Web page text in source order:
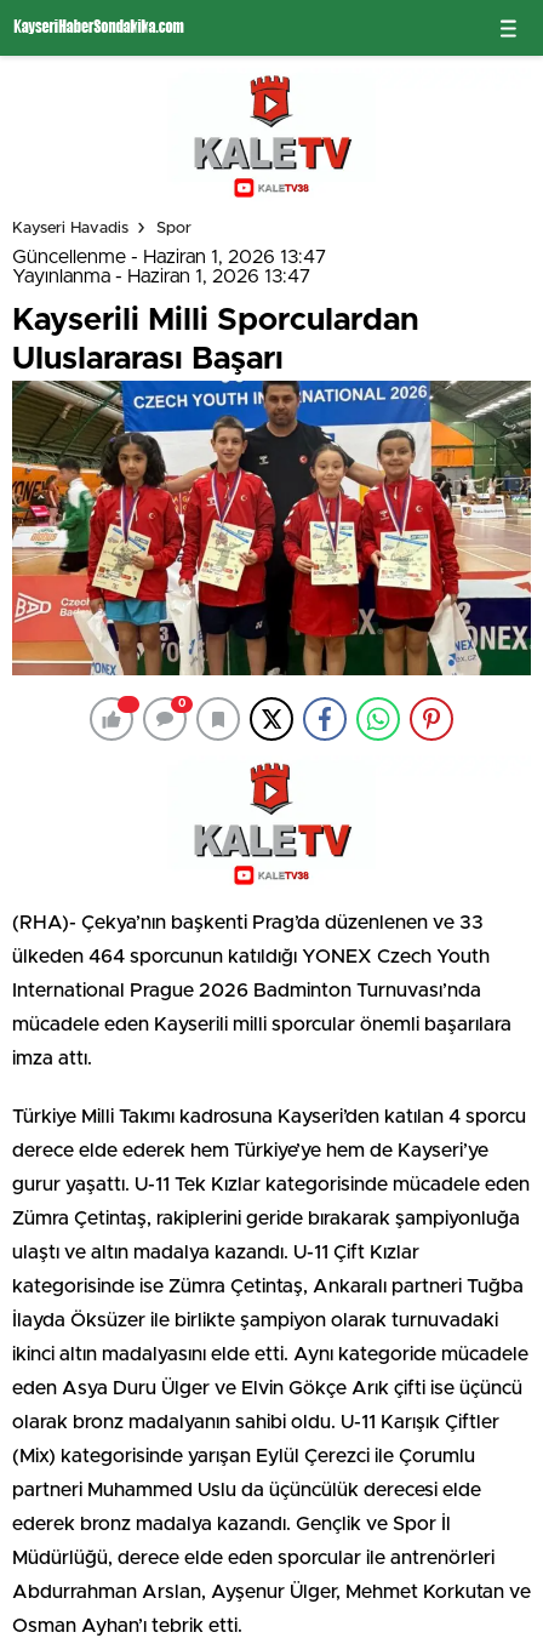
Kayseri Havadis Spor
Güncellenme - Haziran 1, 2026 13:47
Yayınlanma - Haziran 1, 2026 13:47
Kayserili Milli Sporculardan
Uluslararası Başarı
0
(RHA)- Çekya’nın başkenti Prag’da düzenlenen ve 33
ülkeden 464 sporcunun katıldığı YONEX Czech Youth
International Prague 2026 Badminton Turnuvası’nda
mücadele eden Kayserili milli sporcular önemli başarılara
imza attı.
Türkiye Milli Takımı kadrosuna Kayseri’den katılan 4 sporcu
derece elde ederek hem Türkiye’ye hem de Kayseri’ye
gurur yaşattı. U-11 Tek Kızlar kategorisinde mücadele eden
Zümra Çetintaş, rakiplerini geride bırakarak şampiyonluğa
ulaştı ve altın madalya kazandı. U-11 Çift Kızlar
kategorisinde ise Zümra Çetintaş, Ankaralı partneri Tuğba
İlayda Öksüzer ile birlikte şampiyon olarak turnuvadaki
ikinci altın madalyasını elde etti. Aynı kategoride mücadele
eden Asya Duru Ülger ve Elvin Gökçe Arık çifti ise üçüncü
olarak bronz madalyanın sahibi oldu. U-11 Karışık Çiftler
(Mix) kategorisinde yarışan Eylül Çerezci ile Çorumlu
partneri Muhammed Uslu da üçüncülük derecesi elde
ederek bronz madalya kazandı. Gençlik ve Spor İl
Müdürlüğü, derece elde eden sporcular ile antrenörleri
Abdurrahman Arslan, Ayşenur Ülger, Mehmet Korkutan ve
Osman Ayhan’ı tebrik etti.